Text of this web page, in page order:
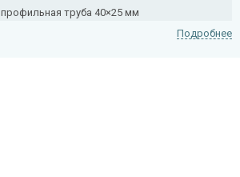
профильная труба 40×25 мм
Подробнее